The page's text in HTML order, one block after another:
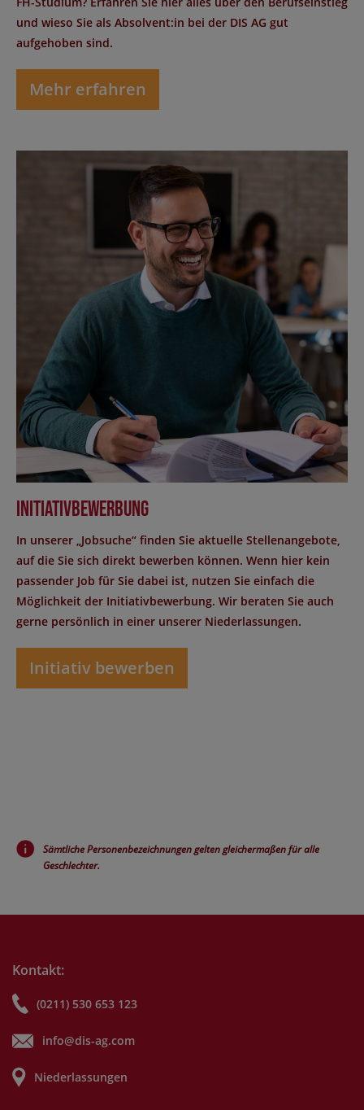
und wieso Sie als Absolvent:in bei der DIS AG gut
aufgehoben sind.
Mehr erfahren
Initiativbewerbung
In unserer „Jobsuche“ finden Sie aktuelle Stellenangebote,
auf die Sie sich direkt bewerben können. Wenn hier kein
passender Job für Sie dabei ist, nutzen Sie einfach die
Möglichkeit der Initiativbewerbung. Wir beraten Sie auch
gerne persönlich in einer unserer Niederlassungen.
Initiativ bewerben
Sämtliche Personenbezeichnungen gelten gleichermaßen für alle
Geschlechter.
Kontakt:
(0211) 530 653 123
info@dis-ag.com
Niederlassungen